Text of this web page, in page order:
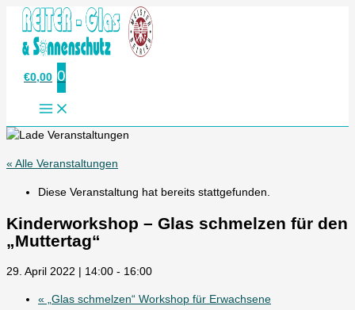
Zum
Inhalt
springen
€0,00 0
« Alle Veranstaltungen
Diese Veranstaltung hat bereits stattgefunden.
Kinderworkshop – Glas schmelzen für den
„Muttertag“
29. April 2022 | 14:00 - 16:00
« „Glas schmelzen“ Workshop für Erwachsene